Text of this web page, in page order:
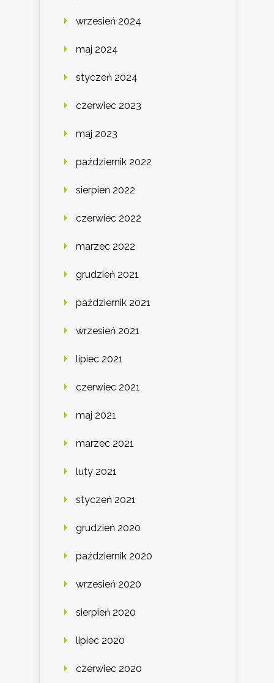
wrzesień 2024
maj 2024
styczeń 2024
czerwiec 2023
maj 2023
październik 2022
sierpień 2022
czerwiec 2022
marzec 2022
grudzień 2021
październik 2021
wrzesień 2021
lipiec 2021
czerwiec 2021
maj 2021
marzec 2021
luty 2021
styczeń 2021
grudzień 2020
październik 2020
wrzesień 2020
sierpień 2020
lipiec 2020
czerwiec 2020